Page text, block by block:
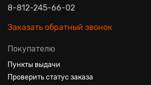
8-812-245-66-02
Заказать обратный звонок
Покупателю
Пункты выдачи
Проверить статус заказа